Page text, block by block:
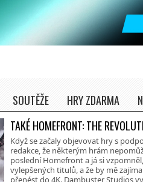
SOUTĚŽE HRY ZDARMA
TAKÉ HOMEFRONT: THE
Když se začaly objevovat hry s
redakce, že některým hrám
poslední Homefront a já si
vylepšených titulů, a že by mě
přenést do 4K. Dambuster Studios